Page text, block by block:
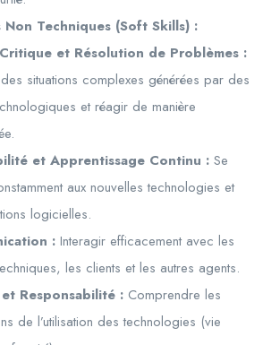
Non Techniques (Soft Skills) :
et Résolution de Problèmes :
situations complexes générées par des
et réagir de manière
et Apprentissage Continu : Se
aux nouvelles technologies et
logicielles.
: Interagir efficacement avec les
les clients et les autres agents.
Responsabilité : Comprendre les
de l’utilisation des technologies (vie